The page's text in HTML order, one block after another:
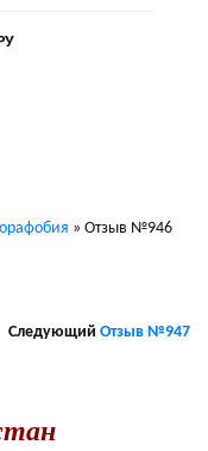
» Отзыв №946
Следующий Отзыв №947